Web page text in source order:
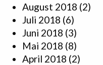
August 2018 (2)
Juli 2018 (6)
Juni 2018 (3)
Mai 2018 (8)
April 2018 (2)